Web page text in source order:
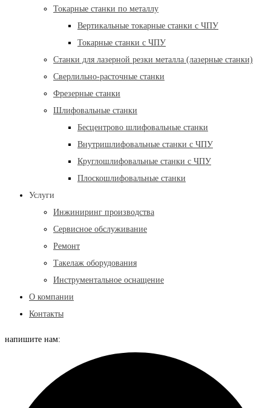
Токарные станки по металлу
Вертикальные токарные станки с ЧПУ
Токарные станки с ЧПУ
Станки для лазерной резки металла (лазерные станки)
Сверлильно-расточные станки
Фрезерные станки
Шлифовальные станки
Бесцентрово шлифовальные станки
Внутришлифовальные станки с ЧПУ
Круглошлифовальные станки с ЧПУ
Плоскошлифовальные станки
Услуги
Инжиниринг производства
Сервисное обслуживание
Ремонт
Такелаж оборудования
Инструментальное оснащение
О компании
Контакты
напишите нам: